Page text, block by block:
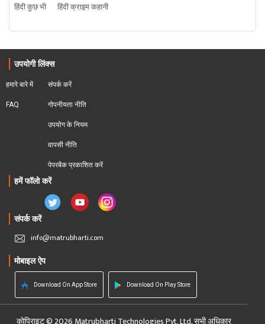
हिंदी कुछ भी
हिंदी क्राइम कहानी
उपयोगी लिंक्स
हमारे बारे में
FAQ
संपर्क करें
गोपनीयता नीति
उपयोग के नियम
वापसी नीति
पेपरबैक प्रकाशित करें
हमें फॉलो करें
संपर्क करें
info@matrubharti.com
मोबाइल ऐप
Download On App Store Download On Play Store